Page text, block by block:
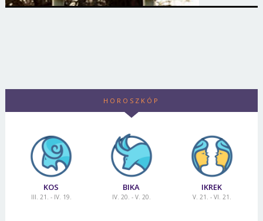
HOROSZKÓP
KOS
III. 21. - IV. 19.
BIKA
IV. 20. - V. 20.
IKREK
V. 21. - VI. 21.